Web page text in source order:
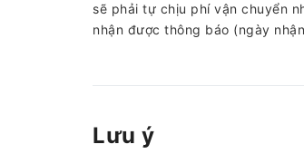
sẽ phải tự chịu phí vận chuyển
nhận được thông báo (ngày
Lưu ý